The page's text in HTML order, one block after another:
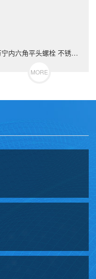
万宁内六角平头螺栓 不锈钢（304/316）碳钢 合金钢
MORE